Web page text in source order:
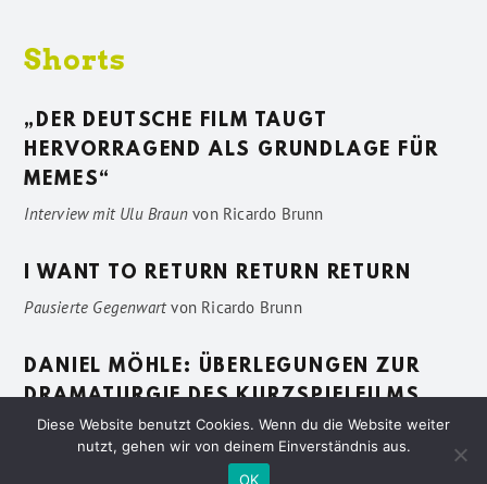
Shorts
„DER DEUTSCHE FILM TAUGT
HERVORRAGEND ALS GRUNDLAGE FÜR
MEMES“
Interview mit Ulu Braun von Ricardo Brunn
I WANT TO RETURN RETURN RETURN
Pausierte Gegenwartvon Ricardo Brunn
DANIEL MÖHLE: ÜBERLEGUNGEN ZUR
DRAMATURGIE DES KURZSPIELFILMS
Vage BeschreibungenvonSven Pötting
Diese Website benutzt Cookies. Wenn du die Website weiter
nutzt, gehen wir von deinem Einverständnis aus.
OK